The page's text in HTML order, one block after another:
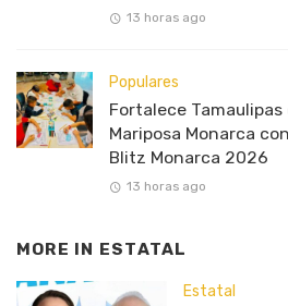
13 horas ago
Populares
Fortalece
Mariposa Monarca
Blitz Monarca 2026
13 horas ago
MORE IN ESTATAL
Estatal